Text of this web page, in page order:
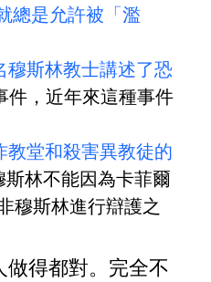
總是允許被「濫
斯林教士講述了恐
，近年來這種事件
堂和殺害異教徒的
林不能因為卡菲爾
穆斯林進行辯護之
得都對。完全不